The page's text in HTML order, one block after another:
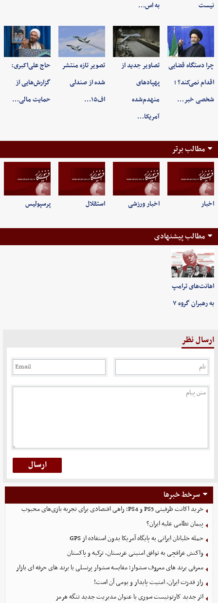
نیست به اس…
چرا دستگاه قضایی
اقدام نمی‌کند؟ ؛
شخصی خبر…
تصاویر جدید از
پهپادهای
منهدم‌شده
آمریکا…
تصویر تازه منتشر
شده از صندلی
اف۱۵…
حاج علی‌اکبری:
گزارش‌هایی از
حمایت مالی…
مطالب برتر
اخبار اخبار ورزشی استقلال پرسپولیس
مطالب پیشنهادی
اهانت‌های ترامپ
به رهبران گروه ۷
ارسال نظر
سرخط خبرها
خرید اکانت ظرفیتی PS5 و PS4؛ راهی اقتصادی برای تجربه بازی‌های محبوب
پیمان نظامی علیه ایران؟
حمله خلبانان ایرانی به پایگاه آمریکا بدون استفاده از GPS
واکنش عراقچی به توافق امنیتی عربستان، ترکیه و پاکستان
معرفی برند های معروف سشوار؛ مقایسه سشوار پرنسلی با برند های حرفه ای بازار
راز قدرت ایران، امنیت پایدار و بومی آن است!
اثر جدید کارتونیست سوری با عنوان مدیریت جدید تنگه هرمز